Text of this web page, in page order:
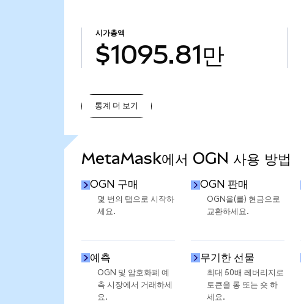
시가총액
$1095.81만
통계 더 보기
MetaMask에서 OGN 사용 방법
OGN 구매
몇 번의 탭으로 시작하
세요.
OGN 판매
OGN을(를) 현금으로
교환하세요.
예측
OGN 및 암호화폐 예
측 시장에서 거래하세
요.
무기한 선물
최대 50배 레버리지로
토큰을 롱 또는 숏 하
세요.